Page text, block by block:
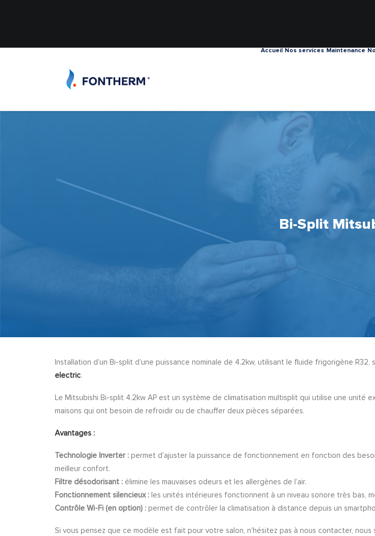
Accueil Nos services Maintenance
Bi-Split
Installation d’un Bi-split d’une puissance nominale de 4.2kw, utilisant le fluide frigorigène R32,
electric.
Le Mitsubishi Bi-split 4.2kw AP est un système de climatisation multisplit qui utilise une unité
maisons qui ont besoin de refroidir ou de chauffer deux pièces séparées.
Avantages :
Technologie Inverter : permet d’ajuster la puissance de fonctionnement en fonction des
meilleur confort.
Filtre désodorisant : élimine les mauvaises odeurs et les allergènes de l’air.
Fonctionnement silencieux : les unités intérieures fonctionnent à un niveau sonore très bas,
Contrôle Wi-Fi (en option) : permet de contrôler la climatisation à distance depuis un
Si vous pensez que ce modèle est fait pour votre salon, n’hésitez pas à nous contacter,